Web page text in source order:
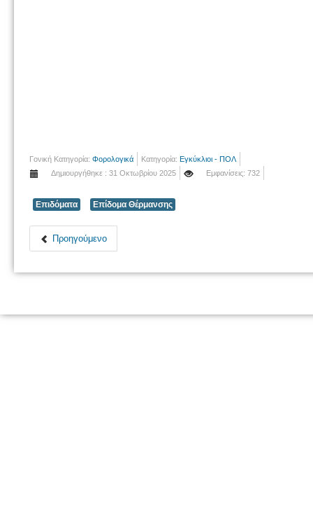
Γονική Κατηγορία: Φορολογικά Κατηγορία: Εγκύκλιοι - ΠΟΛ
Δημιουργήθηκε : 31 Οκτωβρίου 2025
Εμφανίσεις: 732
Επιδόματα Επίδομα Θέρμανσης
Προηγούμενο